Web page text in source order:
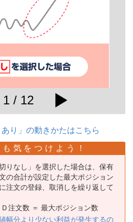
1 / 12
り」の動きかたはこちら
気をつけよう！
りなし」を選択した場合は、保有
の合計が設定した最大ポジション
注文の登録、取消しを繰り返して
注文数 ＝ 最大ポジション数
幅分より少ない利益が発生するの